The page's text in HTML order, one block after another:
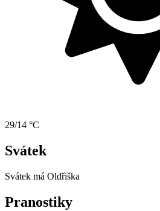
29/14 °C
Svátek
Svátek má Oldřiška
Pranostiky